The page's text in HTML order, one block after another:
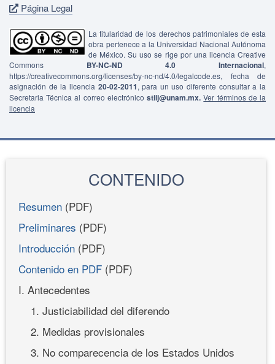
Página Legal
La titularidad de los derechos patrimoniales de esta
obra pertenece a la Universidad Nacional Autónoma
de México. Su uso se rige por una licencia Creative
Commons BY-NC-ND 4.0 Internacional,
https://creativecommons.org/licenses/by-nc-nd/4.0/legalcode.es, fecha de
asignación de la licencia 20-02-2011, para un uso diferente consultar a la
Secretaria Técnica al correo electrónicostiij@unam.mx. Ver términos de la
licencia
CONTENIDO
Resumen (PDF)
Preliminares (PDF)
Introducción (PDF)
Contenido en PDF (PDF)
I. Antecedentes
1. Justiciabilidad del diferendo
2. Medidas provisionales
3. No comparecencia de los Estados Unidos